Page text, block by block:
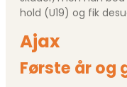
hold (U19) og fik
Ajax
Første år og